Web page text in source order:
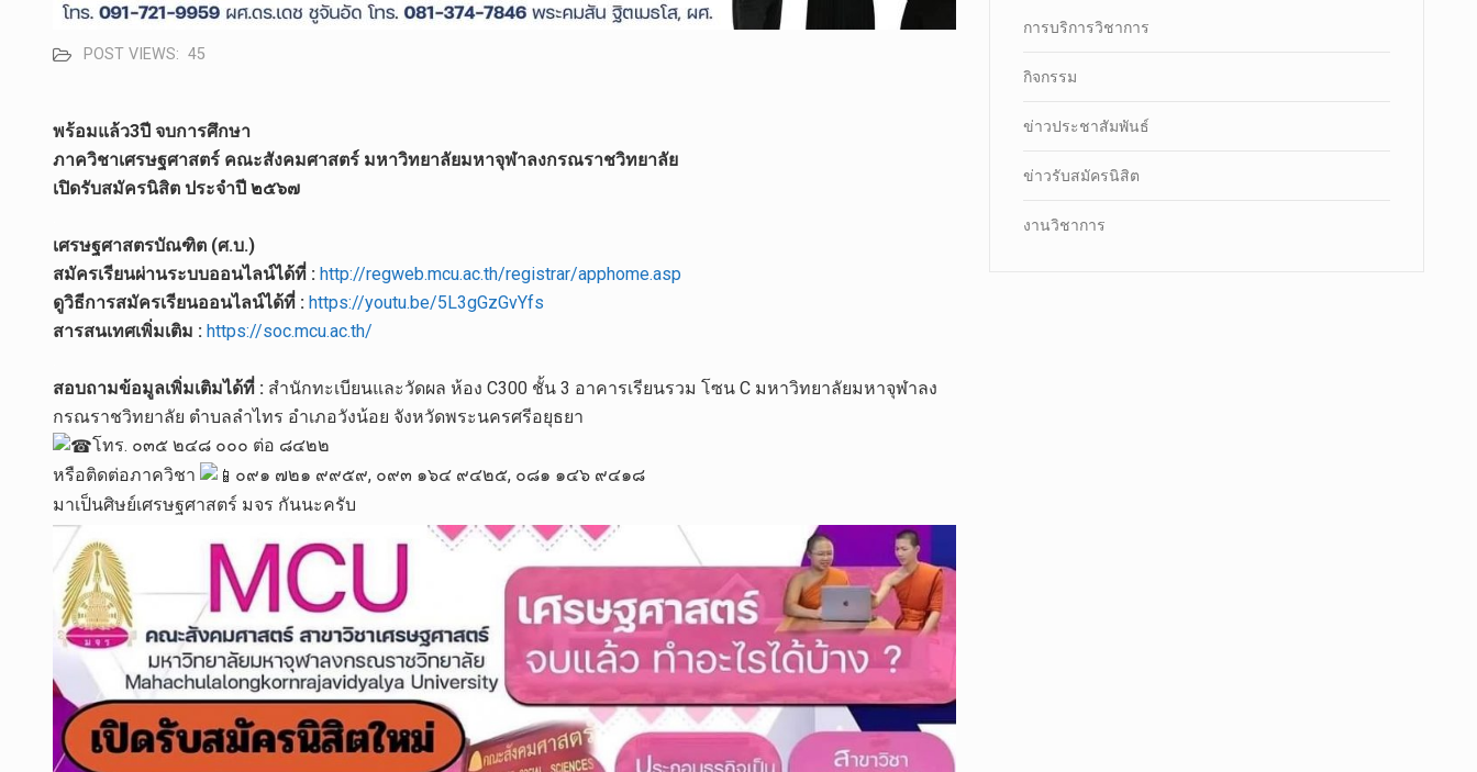
POST VIEWS: 45
พร้อมแล้ว3ปี จบการศึกษา
ภาควิชาเศรษฐศาสตร์ คณะสังคมศาสตร์ มหาวิทยาลัยมหาจุฬาลงกรณราชวิทยาลัย
เปิดรับสมัครนิสิต ประจำปี ๒๕๖๗
เศรษฐศาสตรบัณฑิต (ศ.บ.)
สมัครเรียนผ่านระบบออนไลน์ได้ที่ : http://regweb.mcu.ac.th/registrar/apphome.asp
ดูวิธีการสมัครเรียนออนไลน์ได้ที่ : https://youtu.be/5L3gGzGvYfs
สารสนเทศเพิ่มเติม : https://soc.mcu.ac.th/
สอบถามข้อมูลเพิ่มเติมได้ที่ : สำนักทะเบียนและวัดผล ห้อง C300 ชั้น 3 อาคารเรียนรวม โซน C มหาวิทยาลัยมหาจุฬาลง
กรณราชวิทยาลัย ตำบลลำไทร อำเภอวังน้อย จังหวัดพระนครศรีอยุธยา
โทร. ๐๓๕ ๒๔๘ ๐๐๐ ต่อ ๘๔๒๒
หรือติดต่อภาควิชา
๐๙๑ ๗๒๑ ๙๙๕๙, ๐๙๓ ๑๖๔ ๙๔๒๕, ๐๘๑ ๑๔๖ ๙๔๑๘
มาเป็นศิษย์เศรษฐศาสตร์ มจร กันนะครับ
การบริการวิชาการ
กิจกรรม
ข่าวประชาสัมพันธ์
ข่าวรับสมัครนิสิต
งานวิชาการ